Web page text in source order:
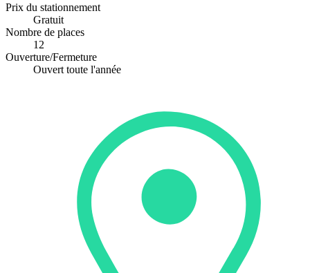
Prix du stationnement
Gratuit
Nombre de places
12
Ouverture/Fermeture
Ouvert toute l'année